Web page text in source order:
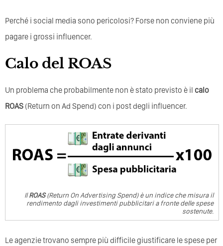
Perché i social media sono pericolosi? Forse non conviene più
pagare i grossi influencer.
Calo del ROAS
Un problema che probabilmente non è stato previsto è il calo
ROAS (Return on Ad Spend) con i post degli influencer.
IlROAS(Return On Advertising Spend) è un indice che misura il
rendimento dagli investimenti pubblicitari a fronte delle spese
sostenute.
Le agenzie trovano sempre più difficile giustificare le spese per